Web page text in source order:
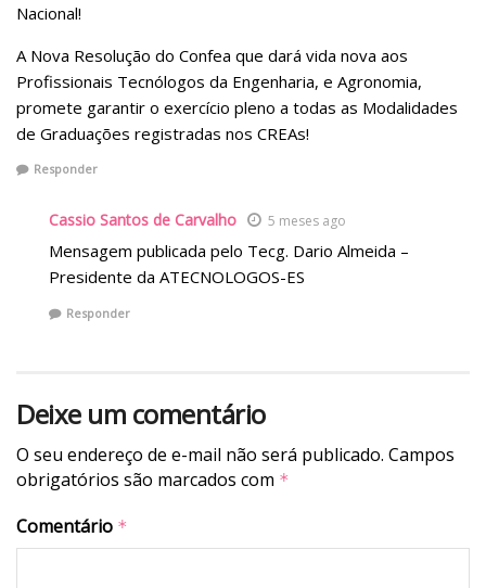
Nacional!
A Nova Resolução do Confea que dará vida nova aos
Profissionais Tecnólogos da Engenharia, e Agronomia,
promete garantir o exercício pleno a todas as Modalidades
de Graduações registradas nos CREAs!
Responder
Cassio Santos de Carvalho 5 meses ago
Mensagem publicada pelo Tecg. Dario Almeida –
Presidente da ATECNOLOGOS-ES
Responder
Deixe um comentário
O seu endereço de e-mail não será publicado. Campos
obrigatórios são marcados com *
Comentário *